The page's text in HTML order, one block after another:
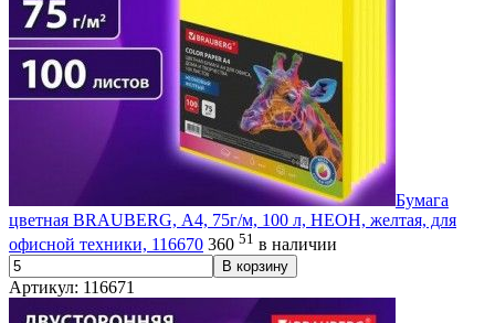
Бумага
цветная BRAUBERG, А4, 75г/м, 100 л, НЕОН, желтая, для
офисной техники, 116670 360 51 в наличии
В корзину
Артикул: 116671